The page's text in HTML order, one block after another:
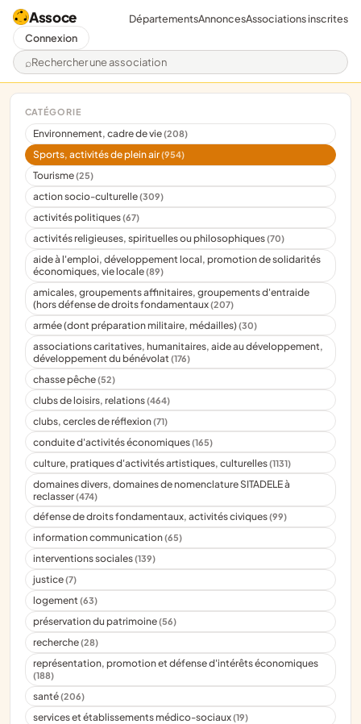
Assoce
Rechercher une association
DépartementsAnnoncesAssociations inscrites
Connexion
CATÉGORIE
Environnement, cadre de vie(208)
Sports, activités de plein air(954)
Tourisme(25)
action socio-culturelle(309)
activités politiques(67)
activités religieuses, spirituelles ou philosophiques(70)
aide à l'emploi, développement local, promotion de solidarités
économiques, vie locale(89)
amicales, groupements affinitaires, groupements d'entraide
(hors défense de droits fondamentaux(207)
armée (dont préparation militaire, médailles)(30)
associations caritatives, humanitaires, aide au développement,
développement du bénévolat(176)
chasse pêche(52)
clubs de loisirs, relations(464)
clubs, cercles de réflexion(71)
conduite d'activités économiques(165)
culture, pratiques d'activités artistiques, culturelles(1131)
domaines divers, domaines de nomenclature SITADELE à
reclasser(474)
défense de droits fondamentaux, activités civiques(99)
information communication(65)
interventions sociales(139)
justice(7)
logement(63)
préservation du patrimoine(56)
recherche(28)
représentation, promotion et défense d'intérêts économiques
(188)
santé(206)
services et établissements médico-sociaux(19)